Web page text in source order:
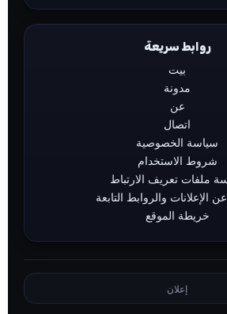
روابط سريعة
بيت
مدونة
عن
اتصال
سياسة الخصوصية
شروط الاستخدام
ملفات تعريف الارتباط
الإعلانات والروابط التابعة
خريطة الموقع
إعلان